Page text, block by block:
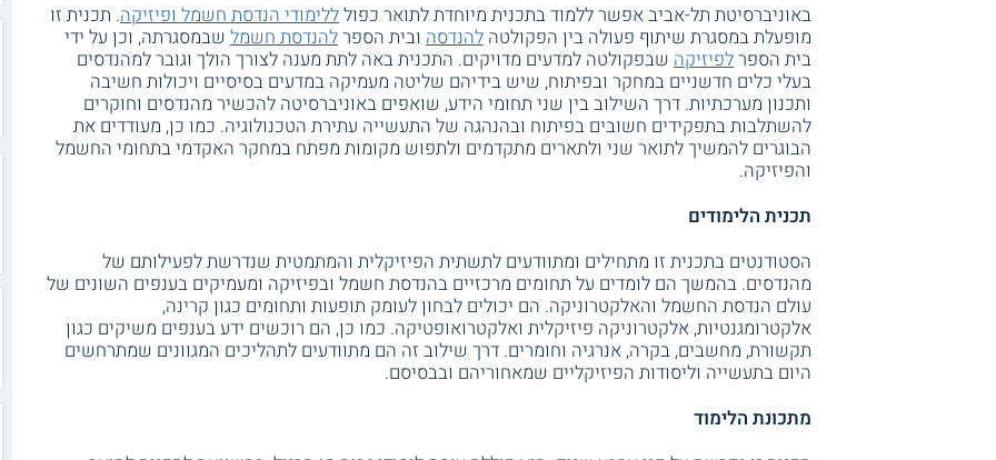
באוניברסיטת תל-אביב אפשר ללמוד בתכנית מיוחדת לתואר כפולללימודי הנדסת חשמל ופיזיקה. תכנית זו
מופעלת במסגרת שיתוף פעולה בין הפקולטה להנדסה ובית הספרלהנדסת חשמל שבמסגרתה, וכן על ידי
בית הספרלפיזיקה שבפקולטה למדעים מדויקים. התכנית באה לתת מענה לצורך הולך וגובר למהנדסים
בעלי כלים חדשניים במחקר ובפיתוח, שיש בידיהם שליטה מעמיקה במדעים בסיסיים ויכולות חשיבה
ותכנון מערכתיות. דרך השילוב בין שני תחומי הידע, שואפים באוניברסיטה להכשיר מהנדסים וחוקרים
להשתלבות בתפקידים חשובים בפיתוח ובהנהגה של התעשייה עתירת הטכנולוגיה. כמו כן, מעודדים את
הבוגרים להמשיך לתואר שני ולתארים מתקדמים ולתפוש מקומות מפתח במחקר האקדמי בתחומי החשמל
והפיזיקה.
תכנית הלימודים
הסטודנטים בתכנית זו מתחילים ומתוודעים לתשתית הפיזיקלית והמתמטית שנדרשת לפעילותם של
מהנדסים. בהמשך הם לומדים על תחומים מרכזיים בהנדסת חשמל ובפיזיקה ומעמיקים בענפים השונים של
עולם הנדסת החשמל והאלקטרוניקה. הם יכולים לבחון לעומק תופעות ותחומים כגון קרינה,
אלקטרומגנטיות, אלקטרוניקה פיזיקלית ואלקטרואופטיקה. כמו כן, הם רוכשים ידע בענפים משיקים כגון
תקשורת, מחשבים, בקרה, אנרגיה וחומרים. דרך שילוב זה הם מתוודעים לתהליכים המגוונים שמתרחשים
היום בתעשייה וליסודות הפיזיקליים שמאחוריהם ובבסיסם.
מתכונת הלימוד